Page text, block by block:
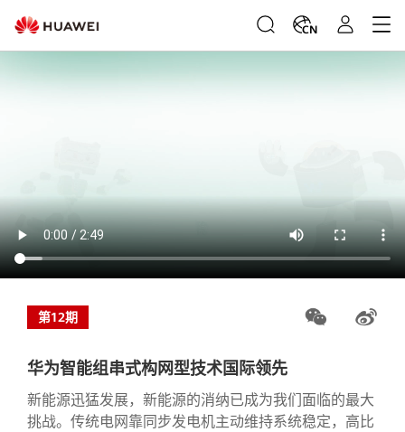
CN
第12期
华为智能组串式构网型技术国际领先
新能源迅猛发展，新能源的消纳已成为我们面临的最大
挑战。传统电网靠同步发电机主动维持系统稳定，高比